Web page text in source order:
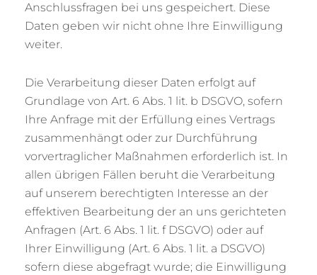
Anschlussfragen bei uns gespeichert. Diese
Daten geben wir nicht ohne Ihre Einwilligung
weiter.
Die Verarbeitung dieser Daten erfolgt auf
Grundlage von Art. 6 Abs. 1 lit. b DSGVO, sofern
Ihre Anfrage mit der Erfüllung eines Vertrags
zusammenhängt oder zur Durchführung
vorvertraglicher Maßnahmen erforderlich ist. In
allen übrigen Fällen beruht die Verarbeitung
auf unserem berechtigten Interesse an der
effektiven Bearbeitung der an uns gerichteten
Anfragen (Art. 6 Abs. 1 lit. f DSGVO) oder auf
Ihrer Einwilligung (Art. 6 Abs. 1 lit. a DSGVO)
sofern diese abgefragt wurde; die Einwilligung